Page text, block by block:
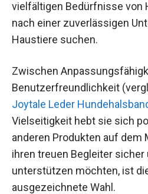
vielfältigen Bedürfnisse von
nach einer zuverlässigen
Haustiere suchen.
Zwischen
Benutzerfreundlichkeit
Joytale Leder
Vielseitigkeit hebt sie sich
anderen Produkten auf dem
ihren treuen Begleiter
unterstützen möchten, ist
ausgezeichnete Wahl.